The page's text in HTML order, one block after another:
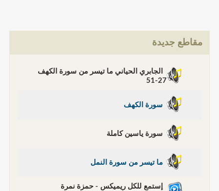
مقاطع جديدة
الجابري الحياني ما تيسر من سورة الكهف
27-51
سورة الكهف
سورة ياسين كاملة
ما تيسر من سورة النمل
إستمع للكل ريميكس - حمزة نمرة